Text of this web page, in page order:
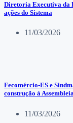
Diretoria Executiva da
ações do Sistema
11/03/2026
Fecomércio-ES e
construção à
11/03/2026